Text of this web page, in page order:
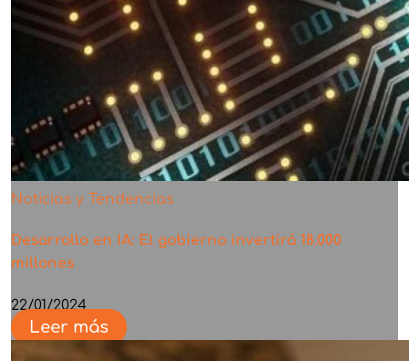
Noticias y Tendencias
Desarrollo en IA: El gobierno invertirá 18.000
millones
22/01/2024
Leer más